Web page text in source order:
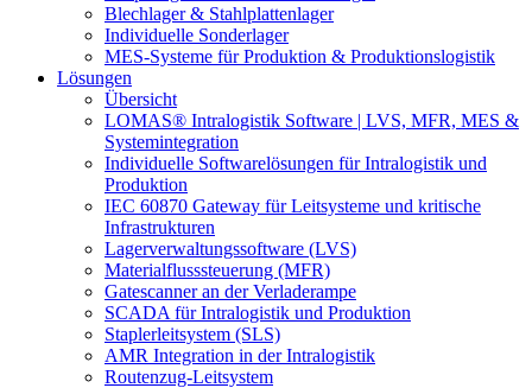
Blechlager & Stahlplattenlager
Individuelle Sonderlager
MES-Systeme für Produktion & Produktionslogistik
Lösungen
Übersicht
LOMAS® Intralogistik Software | LVS, MFR, MES &
Systemintegration
Individuelle Softwarelösungen für Intralogistik und
Produktion
IEC 60870 Gateway für Leitsysteme und kritische
Infrastrukturen
Lagerverwaltungssoftware (LVS)
Materialflusssteuerung (MFR)
Gatescanner an der Verladerampe
SCADA für Intralogistik und Produktion
Staplerleitsystem (SLS)
AMR Integration in der Intralogistik
Routenzug-Leitsystem